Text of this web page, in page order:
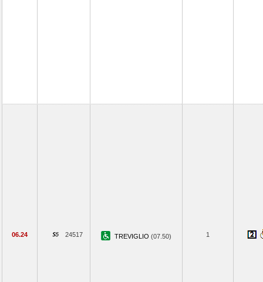
06.24 24517 TREVIGLIO (07.50) 1